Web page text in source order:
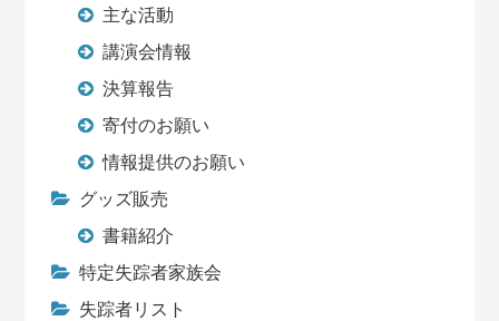
主な活動
講演会情報
決算報告
寄付のお願い
情報提供のお願い
グッズ販売
書籍紹介
特定失踪者家族会
失踪者リスト